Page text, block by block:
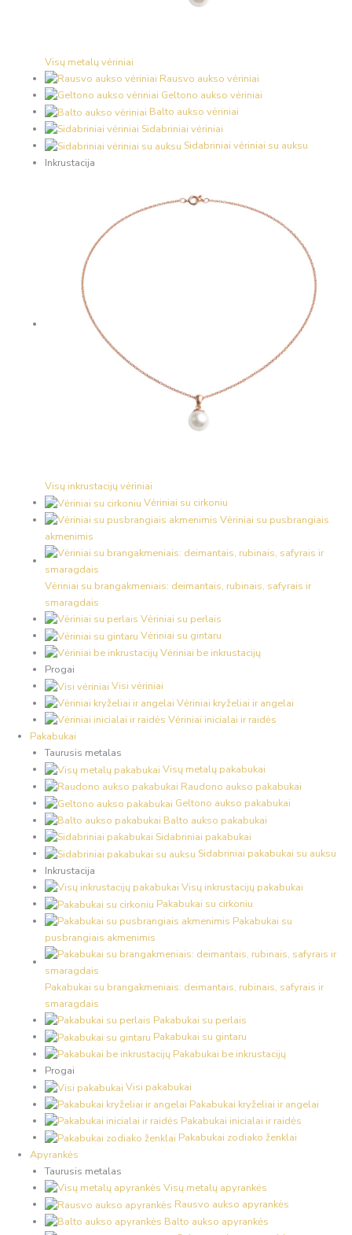
Visų metalų vėriniai
Rausvo aukso vėriniai
Geltono aukso vėriniai
Balto aukso vėriniai
Sidabriniai vėriniai
Sidabriniai vėriniai su auksu
Inkrustacija
Visų inkrustacijų vėriniai
Vėriniai su cirkoniu
Vėriniai su pusbrangiais
akmenimis
Vėriniai su brangakmeniais: deimantais, rubinais, safyrais ir
smaragdais
Vėriniai su perlais
Vėriniai su gintaru
Vėriniai be inkrustacijų
Progai
Visi vėriniai
Vėriniai kryželiai ir angelai
Vėriniai inicialai ir raidės
Pakabukai
Taurusis metalas
Visų metalų pakabukai
Raudono aukso pakabukai
Geltono aukso pakabukai
Balto aukso pakabukai
Sidabriniai pakabukai
Sidabriniai pakabukai su auksu
Inkrustacija
Visų inkrustacijų pakabukai
Pakabukai su cirkoniu
Pakabukai su
pusbrangiais akmenimis
Pakabukai su brangakmeniais: deimantais, rubinais, safyrais ir
smaragdais
Pakabukai su perlais
Pakabukai su gintaru
Pakabukai be inkrustacijų
Progai
Visi pakabukai
Pakabukai kryželiai ir angelai
Pakabukai inicialai ir raidės
Pakabukai zodiako ženklai
Apyrankės
Taurusis metalas
Visų metalų apyrankės
Rausvo aukso apyrankės
Balto aukso apyrankės